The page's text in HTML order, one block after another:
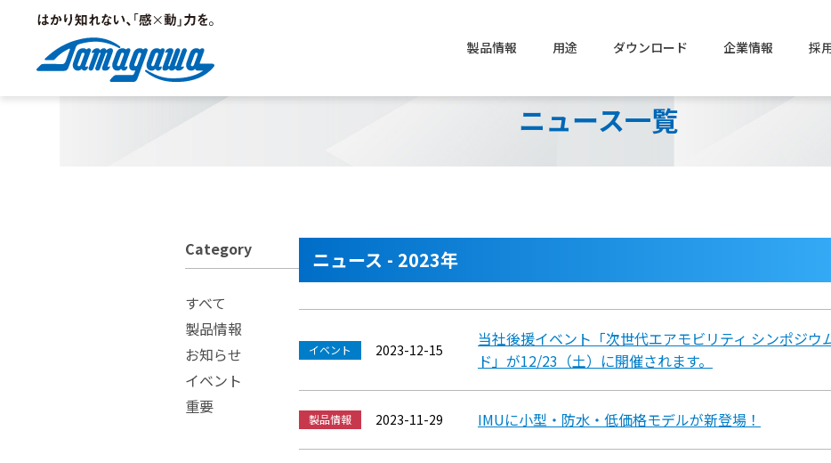
製品情報
ジャイロ 航空機関連機器
管路孔曲り位置計測装置
タンパク質精製用
磁気ビーズ
その他製品
用途 ダウンロード
ソフトウェア
企業情報
ESG|ソーシャル ESG|ガバナンス
事業所/研究所/営業拠点 グループ会社 品質管理
採
新卒採用
ホーム>ニュース
ニュース一覧
Category
すべて
製品情報
お知らせ
イベント
重要
ニュース - 2023年
イベント 2023-12-15
当社後援イベント「次世代エアモビリティ シンポジウ
ド」が12/23（土）に開催されます。
製品情報 2023-11-29 IMUに小型・防水・低価格モデルが新登場！